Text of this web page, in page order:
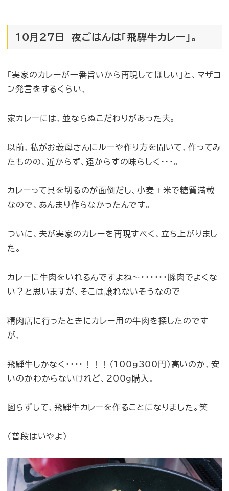
10月27日 夜ごはんは「飛騨牛カレー」。
「実家のカレーが一番旨いから再現してほしい」と、マザコ
ン発言をするくらい、
家カレーには、並ならぬこだわりがあった夫。
以前、私がお義母さんにルーや作り方を聞いて、作ってみ
たものの、近からず、遠からずの味らしく・・・。
カレーって具を切るのが面倒だし、小麦＋米で糖質満載
なので、あんまり作らなかったんです。
ついに、夫が実家のカレーを再現すべく、立ち上がりまし
た。
カレーに牛肉をいれるんですよね〜・・・・・・豚肉でよくな
い？と思いますが、そこは譲れないそうなので
精肉店に行ったときにカレー用の牛肉を探したのです
が、
飛騨牛しかなく・・・・！！！（100g300円）高いのか、安
いのかわからないけれど、200g購入。
図らずして、飛騨牛カレーを作ることになりました。笑
（普段はいやよ）